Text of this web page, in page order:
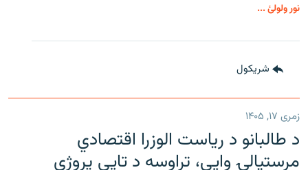
نور ولولئ ...
شريکول
زمری ۱۷, ۱۴۰۵
د طالبانو د ریاست الوزرا اقتصادي
مرستیالۍ وایي، تراوسه د تاپي پروژې